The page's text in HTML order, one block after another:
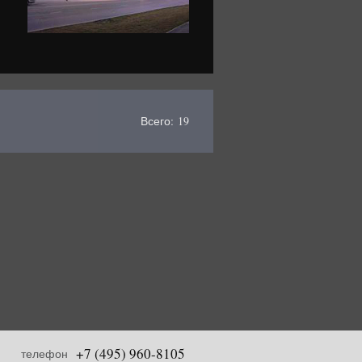
Всего: 19
телефон +7 (495) 960-8105